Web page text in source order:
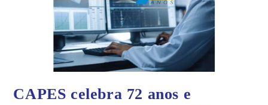
CAPES celebra 72 anos e